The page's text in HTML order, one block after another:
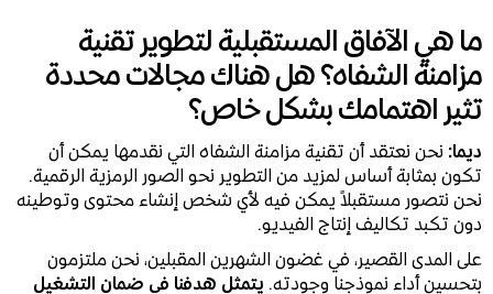
ما هي الآفاق المستقبلية لتطوير تقنية
مزامنة الشفاه؟ هل هناك مجالات محددة
تثير اهتمامك بشكل خاص؟
ديما:نحن نعتقد أن تقنية مزامنة الشفاه التي نقدمها يمكن أن
تكون بمثابة أساس لمزيد من التطوير نحو الصور الرمزية الرقمية.
نحن نتصور مستقبلاً يمكن فيه لأي شخص إنشاء محتوى وتوطينه
دون تكبد تكاليف إنتاج الفيديو.
على المدى القصير، في غضون الشهرين المقبلين، نحن ملتزمون
بتحسين أداء نموذجنا وجودته.يتمثل هدفنا في ضمان التشغيل